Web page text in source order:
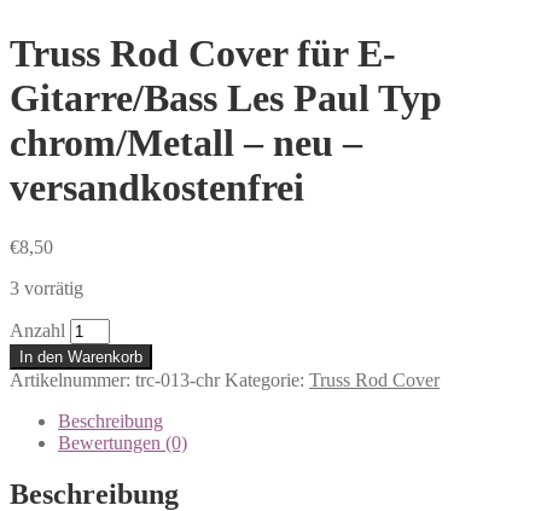
Truss Rod Cover für E-
Gitarre/Bass Les Paul Typ
chrom/Metall – neu –
versandkostenfrei
€8,50
3 vorrätig
Anzahl
In den Warenkorb
Artikelnummer: trc-013-chr Kategorie: Truss Rod Cover
Beschreibung
Bewertungen (0)
Beschreibung